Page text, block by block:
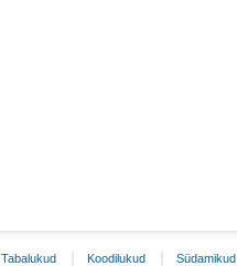
Tabalukud Koodilukud Südamikud